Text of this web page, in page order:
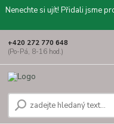
Nenechte si ujít! Přidali jsme
+420 272 770 648
(Po-Pá, 8-16 hod.)